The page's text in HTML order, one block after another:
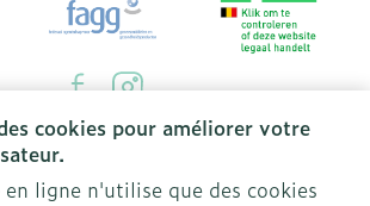
cookies pour améliorer votre
ligne n'utilise que des cookies